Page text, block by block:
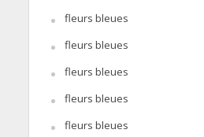
fleurs bleues
fleurs bleues
fleurs bleues
fleurs bleues
fleurs bleues